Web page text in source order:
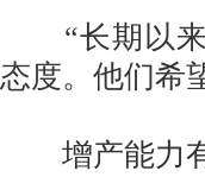
“长期以来
态度。他们希
增产能力